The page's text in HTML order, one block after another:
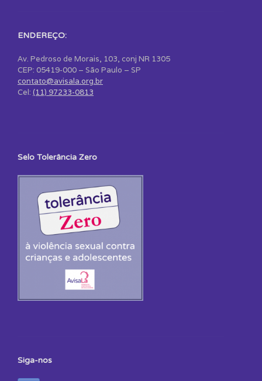
ENDEREÇO:
Av. Pedroso de Morais, 103, conj NR 1305
CEP: 05419-000 – São Paulo – SP
contato@avisala.org.br
Cel: (11) 97233-0813
Selo Tolerância Zero
Siga-nos